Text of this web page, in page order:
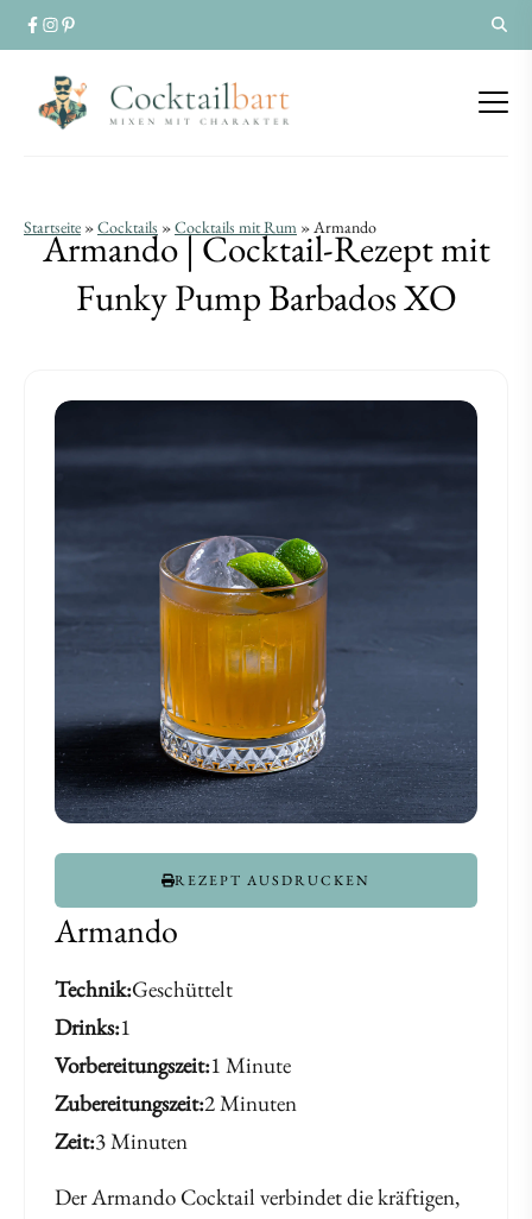
Armando
Cocktail-
Funky
Pump
Barbados
Armando
Cocktail-
Funky
Pump
Barbados
Startseite »Cocktails »Cocktails mit Rum »Armando
Armando | Cocktail-Rezept mit
Funky Pump Barbados XO
Armando
Technik Geschüttelt
Drinks 1
Vorbereitungszeit 1 Minute
Zubereitungszeit 2 Minuten
Zeit 3 Minuten
Der Armando Cocktail verbindet die kräftigen,
REZEPT AUSDRUCKEN